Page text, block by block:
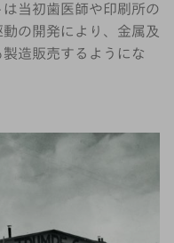
当初歯医師や印刷所の
の開発により、金属及
造販売するようにな